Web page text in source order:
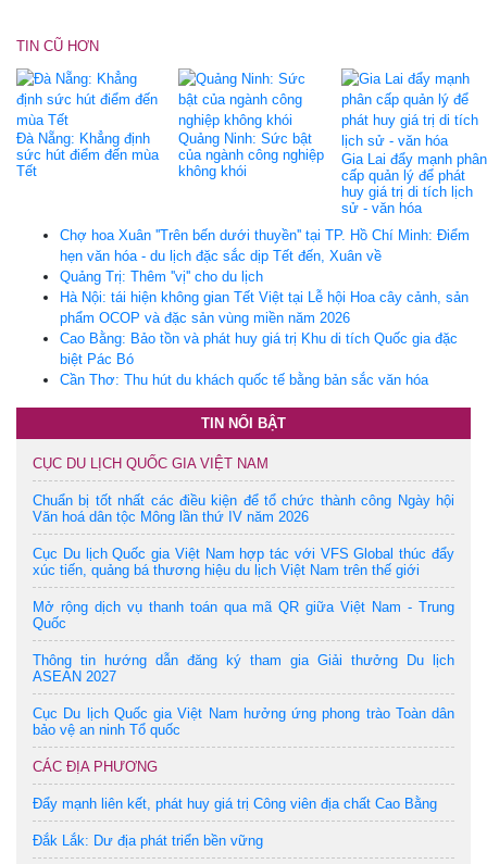
TIN CŨ HƠN
Đà Nẵng: Khẳng định
sức hút điểm đến mùa
Tết
Quảng Ninh: Sức bật
của ngành công nghiệp
không khói
Gia Lai đẩy mạnh phân
cấp quản lý để phát
huy giá trị di tích lịch
sử - văn hóa
Chợ hoa Xuân ''Trên bến dưới thuyền'' tại TP. Hồ Chí Minh: Điểm
hẹn văn hóa - du lịch đặc sắc dịp Tết đến, Xuân về
Quảng Trị: Thêm ''vị'' cho du lịch
Hà Nội: tái hiện không gian Tết Việt tại Lễ hội Hoa cây cảnh, sản
phẩm OCOP và đặc sản vùng miền năm 2026
Cao Bằng: Bảo tồn và phát huy giá trị Khu di tích Quốc gia đặc
biệt Pác Bó
Cần Thơ: Thu hút du khách quốc tế bằng bản sắc văn hóa
TIN NỔI BẬT
CỤC DU LỊCH QUỐC GIA VIỆT NAM
Chuẩn bị tốt nhất các điều kiện để tổ chức thành công Ngày hội
Văn hoá dân tộc Mông lần thứ IV năm 2026
Cục Du lịch Quốc gia Việt Nam hợp tác với VFS Global thúc đẩy
xúc tiến, quảng bá thương hiệu du lịch Việt Nam trên thế giới
Mở rộng dịch vụ thanh toán qua mã QR giữa Việt Nam - Trung
Quốc
Thông tin hướng dẫn đăng ký tham gia Giải thưởng Du lịch
ASEAN 2027
Cục Du lịch Quốc gia Việt Nam hưởng ứng phong trào Toàn dân
bảo vệ an ninh Tổ quốc
CÁC ĐỊA PHƯƠNG
Đẩy mạnh liên kết, phát huy giá trị Công viên địa chất Cao Bằng
Đắk Lắk: Dư địa phát triển bền vững